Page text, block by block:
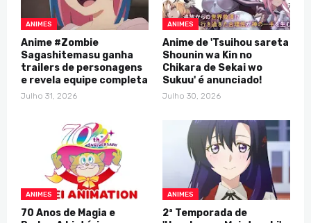
ANIMES
Anime #Zombie
Sagashitemasu ganha
trailers de personagens
e revela equipe completa
Julho 31, 2026
ANIMES
Anime de 'Tsuihou sareta
Shounin wa Kin no
Chikara de Sekai wo
Sukuu' é anunciado!
Julho 30, 2026
ANIMES
70 Anos de Magia e
ANIMES
2ª Temporada de